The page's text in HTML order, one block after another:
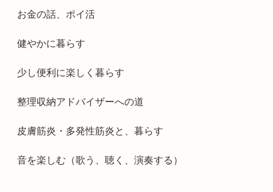
お金の話、ポイ活
健やかに暮らす
少し便利に楽しく暮らす
整理収納アドバイザーへの道
皮膚筋炎・多発性筋炎と、暮らす
音を楽しむ（歌う、聴く、演奏する）